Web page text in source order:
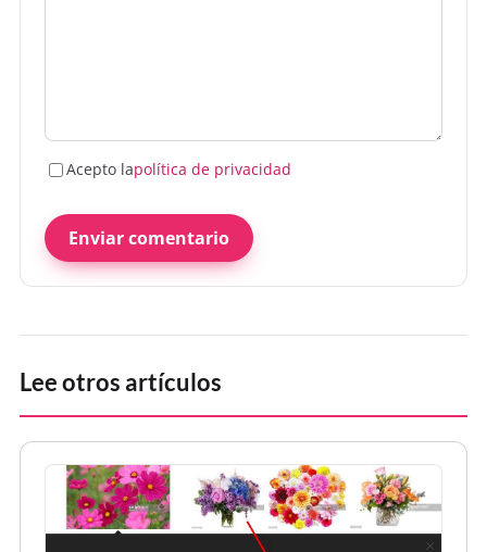
Acepto lapolítica de privacidad
Enviar comentario
Lee otros artículos